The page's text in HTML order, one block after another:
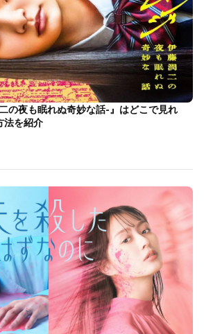
の夜も眠れぬ奇妙な話-』はどこで見れ
法を紹介